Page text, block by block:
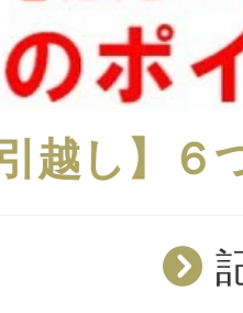
引越し】